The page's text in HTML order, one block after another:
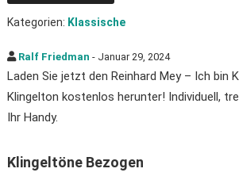
Kategorien: Klassische
Ralf Friedman - Januar 29, 2024
Laden Sie jetzt den Reinhard Mey – Ich bin
Klingelton kostenlos herunter! Individuell,
Ihr Handy.
Klingeltöne Bezogen